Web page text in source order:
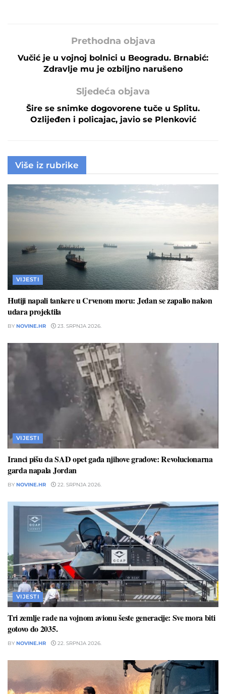
Prethodna objava
Vučić je u vojnoj bolnici u Beogradu. Brnabić:
Zdravlje mu je ozbiljno narušeno
Sljedeća objava
Šire se snimke dogovorene tuče u Splitu.
Ozlijeđen i policajac, javio se Plenković
Više iz rubrike
VIJESTI
Hutiji napali tankere u Crvenom moru: Jedan se zapalio nakon
udara projektila
BY NOVINE.HR 23. SRPNJA 2026.
VIJESTI
Iranci pišu da SAD opet gađa njihove gradove: Revolucionarna
garda napala Jordan
BY NOVINE.HR 22. SRPNJA 2026.
VIJESTI
Tri zemlje rade na vojnom avionu šeste generacije: Sve mora biti
gotovo do 2035.
BY NOVINE.HR 22. SRPNJA 2026.